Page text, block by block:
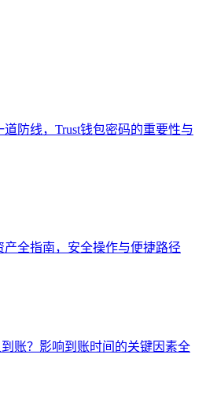
防线，Trust钱包密码的重要性与
产全指南，安全操作与便捷路径
到账？影响到账时间的关键因素全